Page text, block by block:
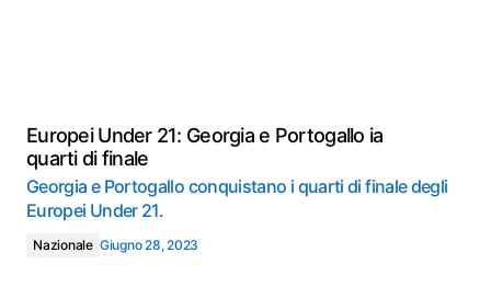
Europei Under 21: Georgia e Portogallo ia
quarti di finale
Georgia e Portogallo conquistano i quarti di finale degli
Europei Under 21.
Nazionale Giugno 28, 2023